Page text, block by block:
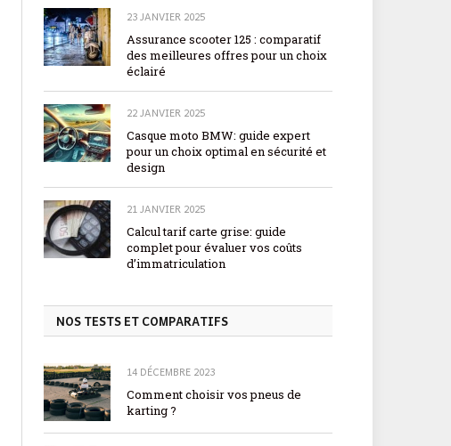
23 JANVIER 2025
Assurance scooter 125 : comparatif
des meilleures offres pour un choix
éclairé
22 JANVIER 2025
Casque moto BMW: guide expert
pour un choix optimal en sécurité et
design
21 JANVIER 2025
Calcul tarif carte grise: guide
complet pour évaluer vos coûts
d’immatriculation
NOS TESTS ET COMPARATIFS
14 DÉCEMBRE 2023
Comment choisir vos pneus de
karting ?